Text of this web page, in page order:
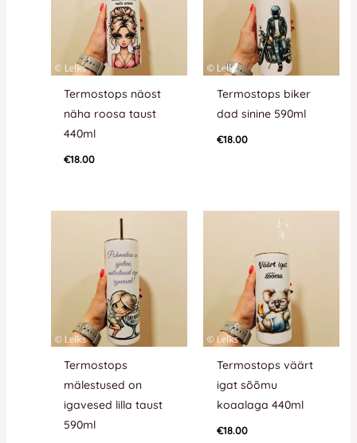
Termostops näost
näha roosa taust
440ml
€18.00
Termostops biker
dad sinine 590ml
€18.00
Termostops
mälestused on
igavesed lilla taust
590ml
Termostops väärt
igat sõõmu
koaalaga 440ml
€18.00